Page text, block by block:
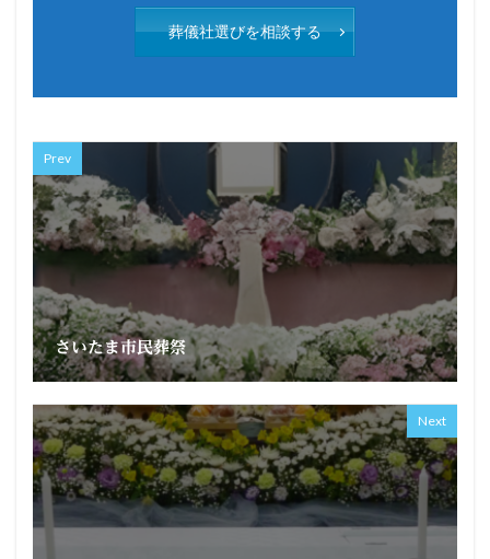
葬儀社選びを相談する
Prev
さいたま市民葬祭
Next